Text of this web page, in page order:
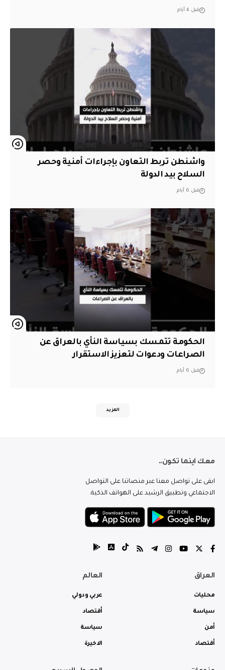
قبل 4 أيام
واشنطن تربط التعاون بإجراءات أمنية وحصر
السلاح بيد الدولة
قبل 6 أيام
الحكومة تتمسك بسياسة النأي بالعراق عن
الصراعات ودعوات لتعزيز الاستقرار
قبل 6 أيام
المزيد
معك اينما تكون..
ابقى على تواصل معنا عبر منصاتنا على التواصل
الاجتماعي وتطبيق الرشيد على الهواتف الذكية.
العراق
محليات
سياسة
أمن
أقتصاد
العالم
عربي ودولي
أقتصاد
سياسة
الاخيرة